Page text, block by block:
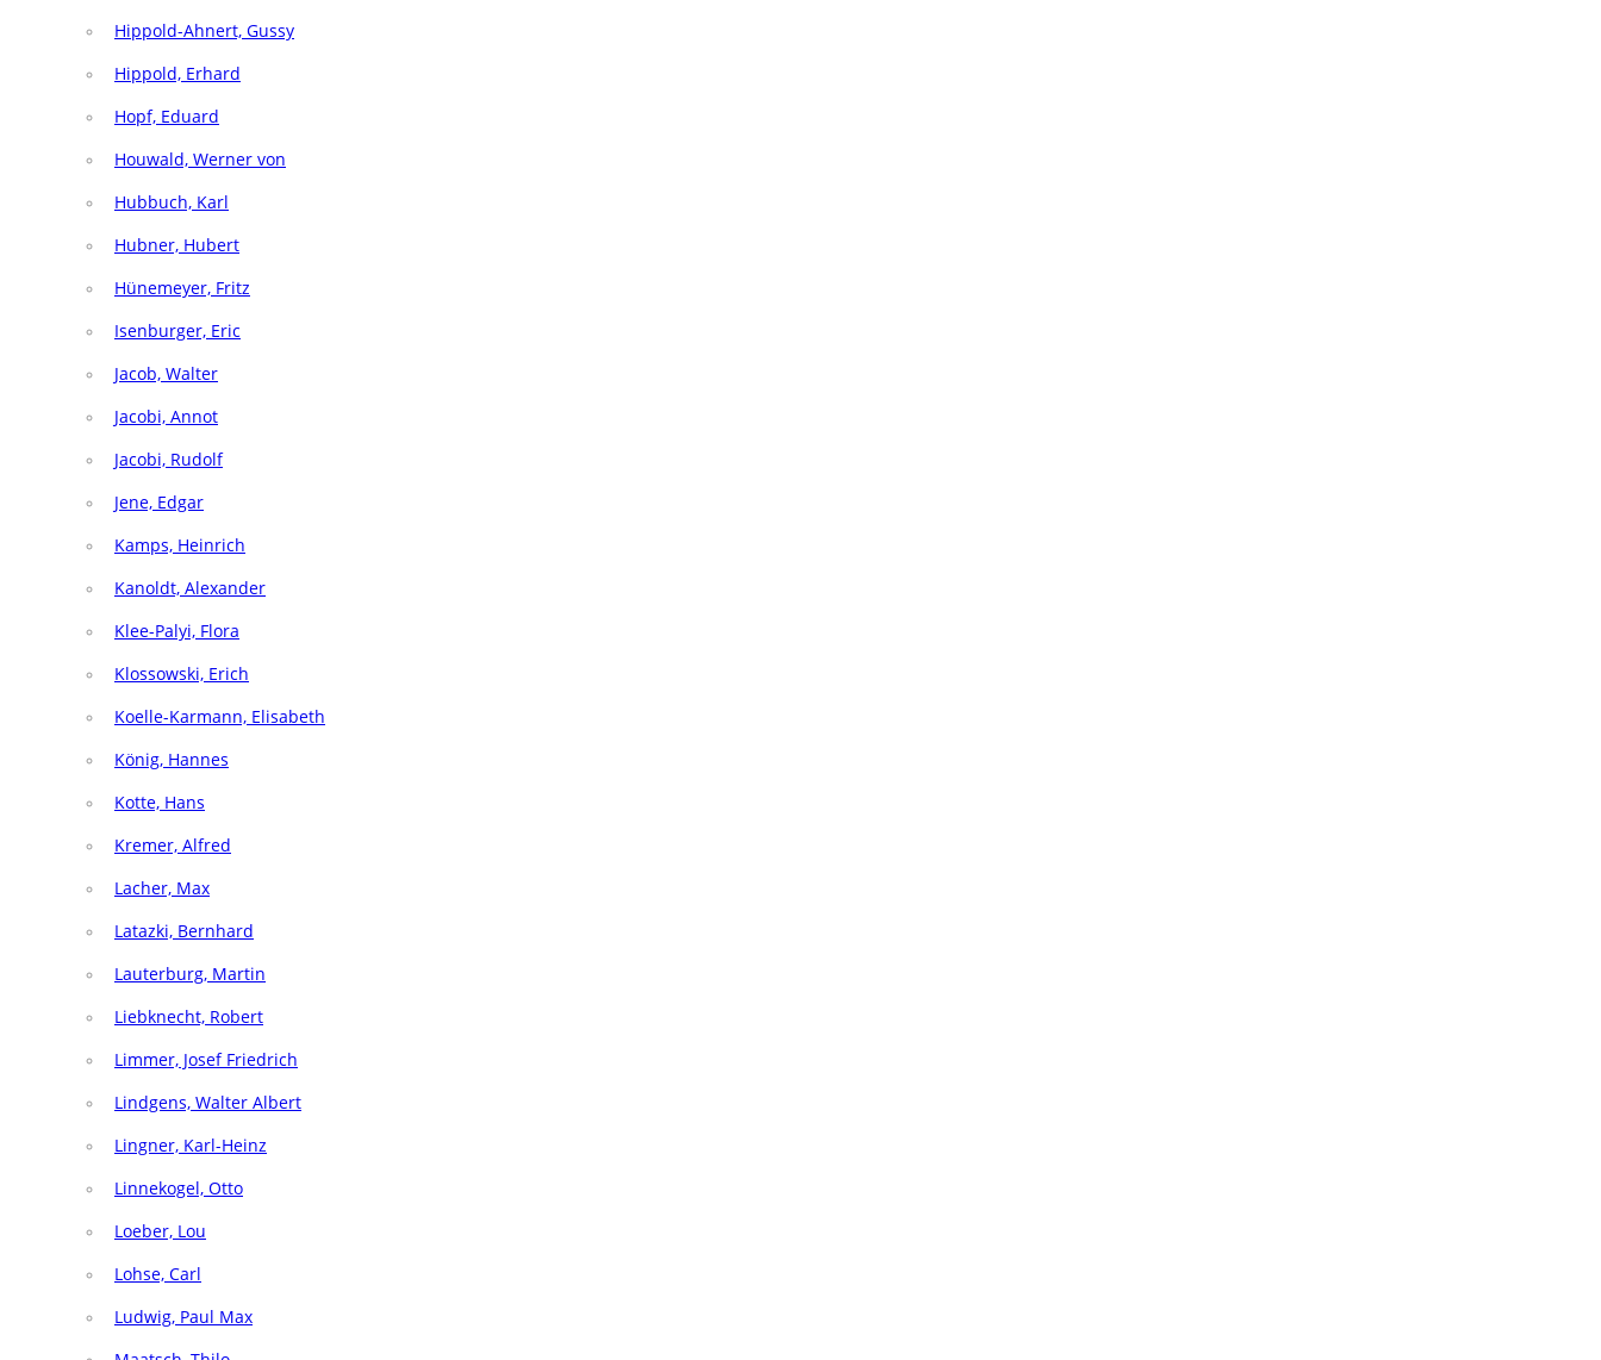
Hippold-Ahnert, Gussy
Hippold, Erhard
Hopf, Eduard
Houwald, Werner von
Hubbuch, Karl
Hubner, Hubert
Hünemeyer, Fritz
Isenburger, Eric
Jacob, Walter
Jacobi, Annot
Jacobi, Rudolf
Jene, Edgar
Kamps, Heinrich
Kanoldt, Alexander
Klee-Palyi, Flora
Klossowski, Erich
Koelle-Karmann, Elisabeth
König, Hannes
Kotte, Hans
Kremer, Alfred
Lacher, Max
Latazki, Bernhard
Lauterburg, Martin
Liebknecht, Robert
Limmer, Josef Friedrich
Lindgens, Walter Albert
Lingner, Karl-Heinz
Linnekogel, Otto
Loeber, Lou
Lohse, Carl
Ludwig, Paul Max